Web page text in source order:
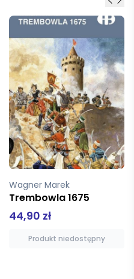
Wagner Marek
Trembowla 1675
44,90 zł
Produkt niedostępny